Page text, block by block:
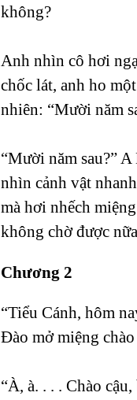
không?
Anh nhìn cô hơi
chốc lát, anh ho
nhiên: “Mười năm
“Mười năm sau?”
nhìn cảnh vật
mà hơi nhếch
không chờ được
Chương 2
“Tiểu Cánh, hôm
Đào mở miệng
“À, à. . . . Chào